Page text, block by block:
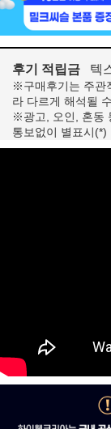
후기 적립금 텍
※구매후기는 주관
라 다르게 해석될
※광고, 오인, 혼동
통보없이 별표시